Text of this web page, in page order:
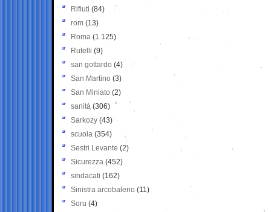
Rifiuti (84)
rom (13)
Roma (1.125)
Rutelli (9)
san gottardo (4)
San Martino (3)
San Miniato (2)
sanità (306)
Sarkozy (43)
scuola (354)
Sestri Levante (2)
Sicurezza (452)
sindacati (162)
Sinistra arcobaleno (11)
Soru (4)